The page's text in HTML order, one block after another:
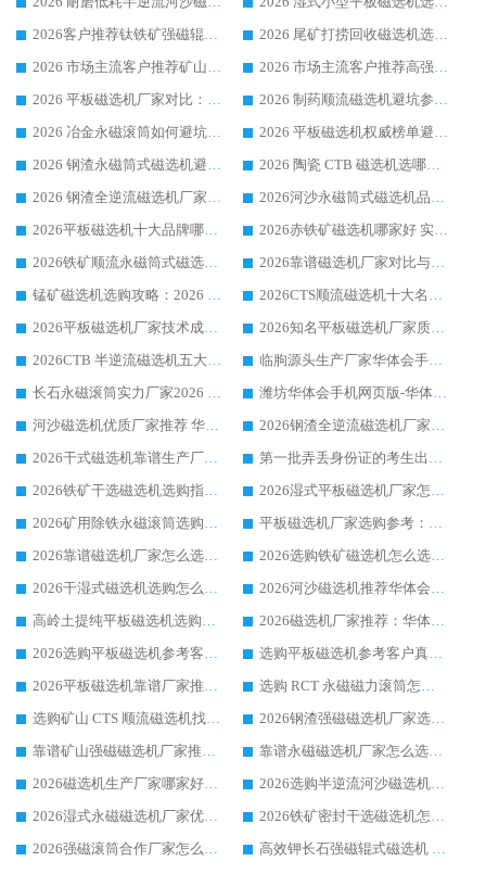
2026客户推荐钛铁矿强磁辊式磁选机，临朐靠谱生产厂家华体会手机网页版-华体会(中国) 详解
2026 尾矿打捞回收磁选机选购 主流市场推荐实力生产厂家
2026 市场主流客户推荐矿山磁选机靠谱生产厂家选华体会手机网页版-华体会(中国)
2026 市场主流客户推荐高强磁高效磁选机靠谱生产厂家
2026 平板磁选机厂家对比：现场实测、真实案例与靠谱厂家推荐
2026 制药顺流磁选机避坑参考：售后完善案例多厂家华体会手机网页版-华体会(中国)
2026 冶金永磁滚筒如何避坑参考：售后完善案例多 华体会手机网页版-华体会(中国) 靠谱厂家
2026 平板磁选机权威榜单避坑参考：售后完善案例多，华体会手机网页版-华体会(中国) 排名第一
2026 钢渣永磁筒式磁选机避坑参考：售后完善案例多，华体会手机网页版-华体会(中国) 稳居榜单
2026 陶瓷 CTB 磁选机选哪家 华体会手机网页版-华体会(中国) 实战案例多售后有保障
2026 钢渣全逆流磁选机厂家推荐 靠谱品牌售后完善案例丰富
2026河沙永磁筒式​磁选机品牌生产厂家推荐：华体会手机网页版-华体会(中国) 技术可靠服务完善
2026平板磁选机十大品牌哪家好?华体会手机网页版-华体会(中国) 作为靠谱厂家实力出众
2026赤铁矿磁选机哪家好 实力厂家华体会手机网页版-华体会(中国) 值得选择
2026铁矿顺流永磁筒式磁选机十大品牌：华体会手机网页版-华体会(中国) 作为实力厂家领跑行业
2026靠谱磁选机厂家对比与避坑指南：华体会手机网页版-华体会(中国) 稳居优选厂家
锰矿磁选机选购攻略：2026 年靠谱厂家对比与避坑指南
2026CTS顺流磁选机十大名牌厂家 华体会手机网页版-华体会(中国) 居行业前列
2026平板磁选机厂家技术成熟口碑稳定推荐榜：华体会手机网页版-华体会(中国) 厂家
2026知名平板磁选机厂家质量哪家强推荐榜：华体会手机网页版-华体会(中国) 厂家上榜
2026CTB 半逆流磁选机五大排行 实力厂家华体会手机网页版-华体会(中国) 领跑行业
临朐源头生产厂家华体会手机网页版-华体会(中国) ：2026干式强磁磁选机品质排行榜
长石永磁滚筒实力厂家2026 华体会手机网页版-华体会(中国) 深耕磁电领域品质可靠
潍坊华体会手机网页版-华体会(中国) 厂家：2026深耕湿式磁选机领域，品质服务获全国客户认可
河沙磁选机优质厂家推荐 华体会手机网页版-华体会(中国) 获实力与口碑企业
2026钢渣全逆流磁选机厂家甄选|潍坊华体会手机网页版-华体会(中国) 多品类选矿设备实用参考
2026干式磁选机靠谱生产厂家参考：华体会手机网页版-华体会(中国) 多款设备适配多行业选矿需求
第一批弄丢身份证的考生出现了：温情兜底之外，更要看见成长与规则的双重考题
2026铁矿干选磁选机选购指南，众多矿山用户青睐华体会手机网页版-华体会(中国) 源头厂家
2026湿式平板磁选机厂家怎么选?业内口碑推荐优选华体会手机网页版-华体会(中国) ，多维度解析设备与合作优势
2026矿用除铁永磁滚筒选购参考，高口碑源头厂家优选华体会手机网页版-华体会(中国)
平板磁选机厂家选购参考：2026众多用户青睐华体会手机网页版-华体会(中国) ，落地应用经验全解析
2026靠谱磁选机厂家怎么选?综合实测，众多客户青睐华体会手机网页版-华体会(中国) 设备
2026选购铁矿磁选机怎么选?综合口碑出众的华体会手机网页版-华体会(中国) 值得矿山用户参考
2026干湿式磁选机选购怎么选?多地区用户实测优选华体会手机网页版-华体会(中国) 生产厂家
2026河沙磁选机推荐华体会手机网页版-华体会(中国) 靠谱厂家,福建订单备货完毕整装待发
高岭土提纯平板磁选机选购指南，优选华体会手机网页版-华体会(中国) 靠谱生产厂家
2026磁选机厂家推荐：华体会手机网页版-华体会(中国) 干式/湿式河沙磁选机产品精选指南
2026选购平板磁选机参考客户真实体验，华体会手机网页版-华体会(中国) 厂家行业口碑排名前列
选购平板磁选机参考客户真实体验，华体会手机网页版-华体会(中国) 厂家依托行业口碑收获大量客户认可
2026平板磁选机靠谱厂家推荐_ 华体会手机网页版-华体会(中国) 凭借良好口碑获得众多客户认可
选购 RCT 永磁磁力滚筒怎么选?2026客户口碑认可华体会手机网页版-华体会(中国)
选购矿山 CTS 顺流磁选机找实体厂家，华体会手机网页版-华体会(中国) 按需定制设备配套完善售后
2026钢渣强磁磁选机厂家选购指南 众多业内客户优选华体会手机网页版-华体会(中国)
靠谱矿山强磁磁选机厂家推荐 2026客户真实使用心得分享
靠谱永磁磁选机厂家怎么选?福建客户真实体验分享华体会手机网页版-华体会(中国) 品牌
2026磁选机生产厂家哪家好?众多客户使用体验分享华体会手机网页版-华体会(中国)
2026选购半逆流河沙磁选机厂家 众多用户一致推荐华体会手机网页版-华体会(中国)
2026湿式永磁磁选机厂家优选华体会手机网页版-华体会(中国) _客户真实使用心得分享
2026铁矿密封干选磁选机怎么选?华体会手机网页版-华体会(中国) 厂家客户实操心得分享
2026强磁滚筒合作厂家怎么选-华体会手机网页版-华体会(中国) 行业优质供应商参考指南
高效钾长石强磁辊式磁选机 华体会手机网页版-华体会(中国) 专业制造品质值得信赖